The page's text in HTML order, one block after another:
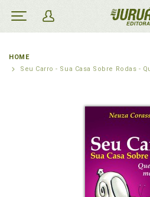
HOME
Seu Carro - Sua Casa Sobre Rodas -